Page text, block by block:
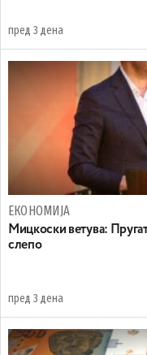
пред 3 дена
ЕКОНОМИЈА
Mицкоски ветува:
слепо
пред 3 дена